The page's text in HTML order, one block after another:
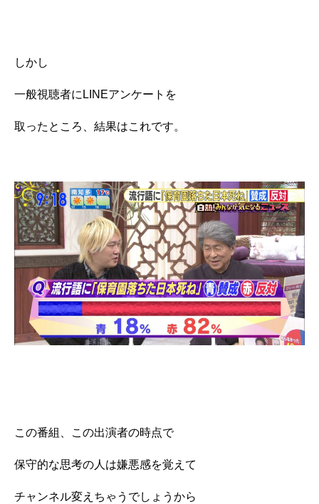
しかし
一般視聴者にLINEアンケートを
取ったところ、結果はこれです。
この番組、この出演者の時点で
保守的な思考の人は嫌悪感を覚えて
チャンネル変えちゃうでしょうから